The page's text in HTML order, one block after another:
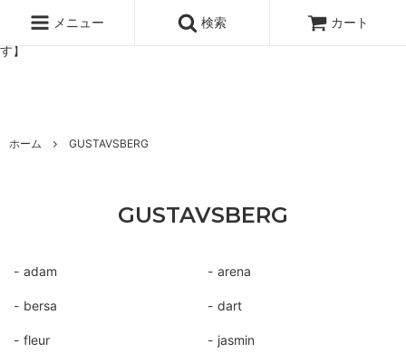
ッタのオンラインストア【アラビア,クイストゴーなどの北欧ヴィンテ
ージ食器,雅峰窯やソルテグラスジュエリーなどの作家の作品が並びま
す】
メニュー 検索 カート
ホーム GUSTAVSBERG
GUSTAVSBERG
adam arena
bersa dart
fleur jasmin